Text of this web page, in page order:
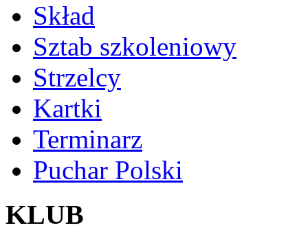
Skład
Sztab szkoleniowy
Strzelcy
Kartki
Terminarz
Puchar Polski
KLUB